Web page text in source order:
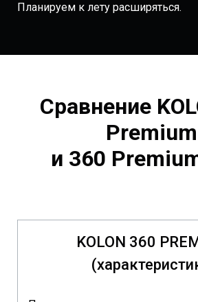
Планируем к лету расширяться.
Сравнение
Premium
и 360
KOLON 360